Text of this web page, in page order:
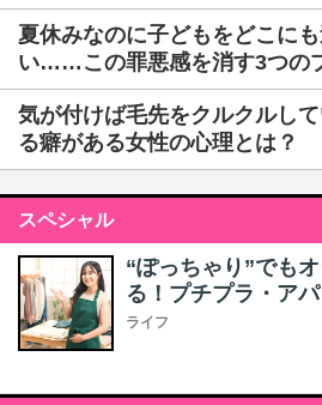
夏休みなのに子どもをどこに
い……この罪悪感を消す3つの
気が付けば毛先をクルクルし
る癖がある女性の心理とは？
スペシャル
“ぽっちゃり”でも
る！プチプラ・ア
ライフ